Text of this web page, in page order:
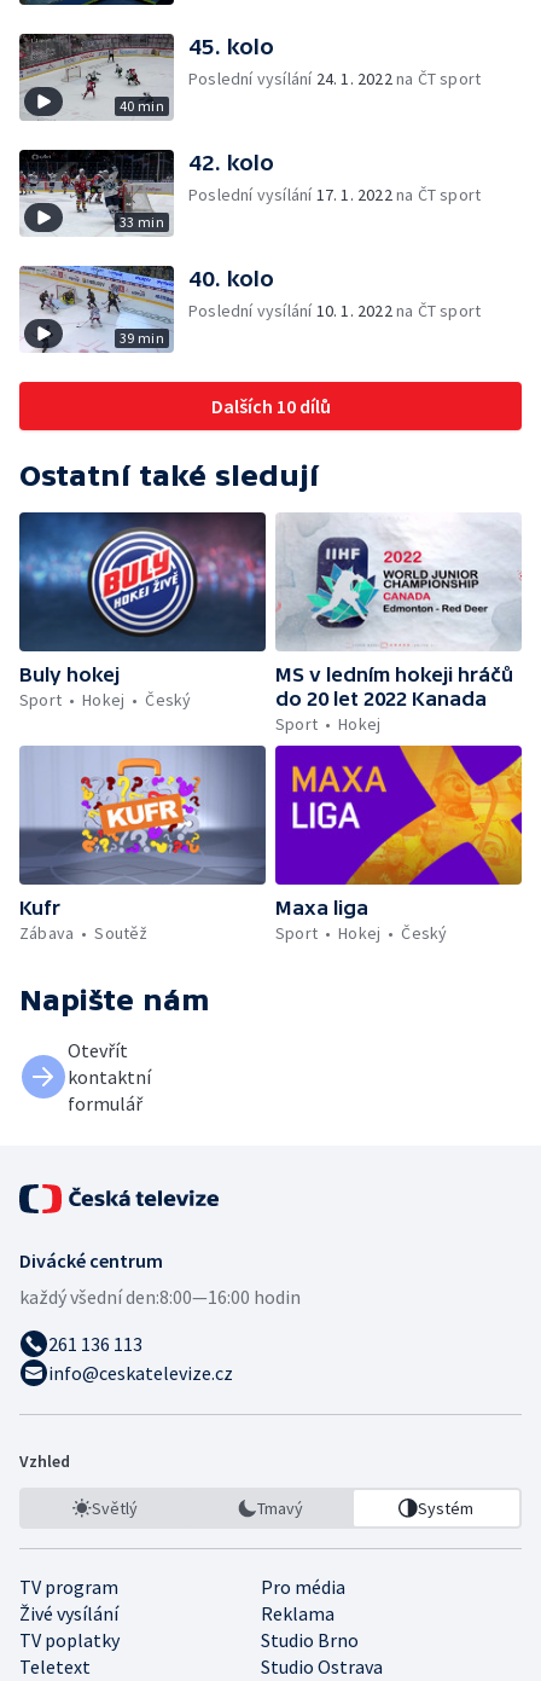
40 min
45. kolo
Poslední vysílání 24. 1. 2022na ČT sport
33 min
42. kolo
Poslední vysílání17. 1. 2022na ČT sport
39 min
40. kolo
Poslední vysílání10. 1. 2022na ČT sport
Dalších 10 dílů
Ostatní také sledují
Buly hokej
Sport
Hokej Český
MS v ledním hokeji hráčů
do 20 let 2022 Kanada
Sport
Hokej
Kufr
Zábava
Soutěž
Maxa liga
Sport
Hokej Český
Napište nám
Otevřít
kontaktní
formulář
Divácké centrum
každý všední den:8:00—16:00 hodin
261 136 113
info@ceskatelevize.cz
Vzhled
Světlý Tmavý Systém
TV program
Pro média
Živé vysílání
Reklama
TV poplatky
Studio Brno
Teletext
Studio Ostrava